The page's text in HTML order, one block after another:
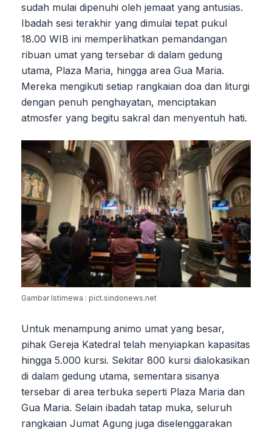
sudah mulai dipenuhi oleh jemaat yang antusias.
Ibadah sesi terakhir yang dimulai tepat pukul
18.00 WIB ini memperlihatkan pemandangan
ribuan umat yang tersebar di dalam gedung
utama, Plaza Maria, hingga area Gua Maria.
Mereka mengikuti setiap rangkaian doa dan liturgi
dengan penuh penghayatan, menciptakan
atmosfer yang begitu sakral dan menyentuh hati.
Gambar Istimewa : pict.sindonews.net
Untuk menampung animo umat yang besar,
pihak Gereja Katedral telah menyiapkan kapasitas
hingga 5.000 kursi. Sekitar 800 kursi dialokasikan
di dalam gedung utama, sementara sisanya
tersebar di area terbuka seperti Plaza Maria dan
Gua Maria. Selain ibadah tatap muka, seluruh
rangkaian Jumat Agung juga diselenggarakan